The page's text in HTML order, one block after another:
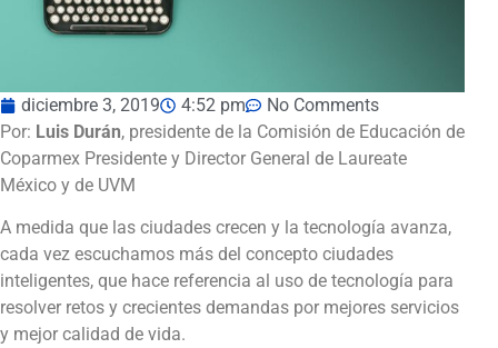
diciembre 3, 2019 4:52 pm
No Comments
Por: Luis Durán, presidente de la Comisión de Educación de
Coparmex Presidente y Director General de Laureate
México y de UVM
A medida que las ciudades crecen y la tecnología avanza,
cada vez escuchamos más del concepto ciudades
inteligentes, que hace referencia al uso de tecnología para
resolver retos y crecientes demandas por mejores servicios
y mejor calidad de vida.